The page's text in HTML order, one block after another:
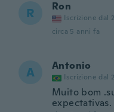
R Ron
Iscrizione dal
circa 5 anni fa
A Antonio
Iscrizione dal
Muito bom
expectativas.